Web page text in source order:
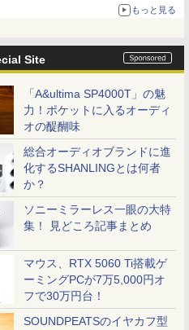
もっと見る
Site
「A&ultima SP4000T」の魅
力！ポケットに入るオーディ
オの醍醐味
総合オーディオブランドに進
化するSHANLINGとは何者
か？
ソニーミラーレス一眼の大特
集！ 見どころ記事まとめ
マウス、RTX 5060 Ti搭載ゲ
ーミングPCが7万5,000円オ
フで30万円台！
SOUNDPEATSのイヤカフ型